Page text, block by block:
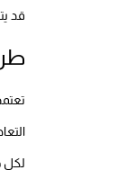
قد
لكل